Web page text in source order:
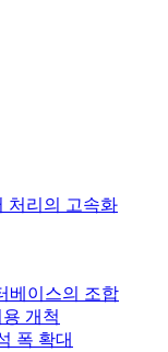
처리의 고속화
베이스의 조합
개척
폭 확대